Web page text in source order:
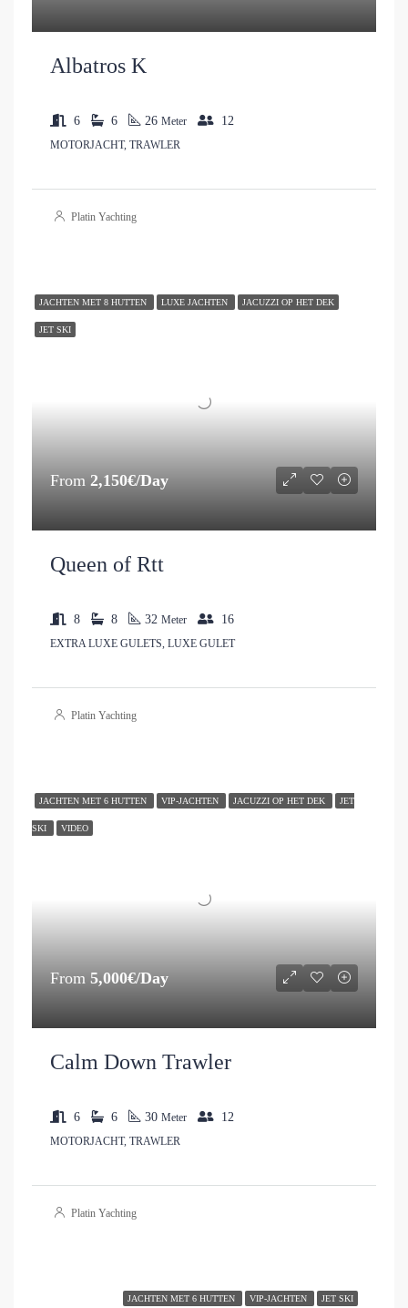
Albatros K
6 6 26 Meter 12
MOTORJACHT, TRAWLER
Platin Yachting
JACHTEN MET 8 HUTTEN LUXE JACHTEN JACUZZI OP HET DEK
JET SKI
From 2,150€/Day
Queen of Rtt
8 8 32 Meter 16
EXTRA LUXE GULETS, LUXE GULET
Platin Yachting
JACHTEN MET 6 HUTTEN VIP-JACHTEN JACUZZI OP HET DEK JET
SKI VIDEO
From 5,000€/Day
Calm Down Trawler
6 6 30 Meter 12
MOTORJACHT, TRAWLER
Platin Yachting
JACHTEN MET 6 HUTTEN VIP-JACHTEN JET SKI